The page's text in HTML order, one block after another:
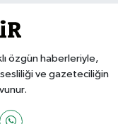
özgün haberleriyle,
sesliliği ve gazeteciliğin